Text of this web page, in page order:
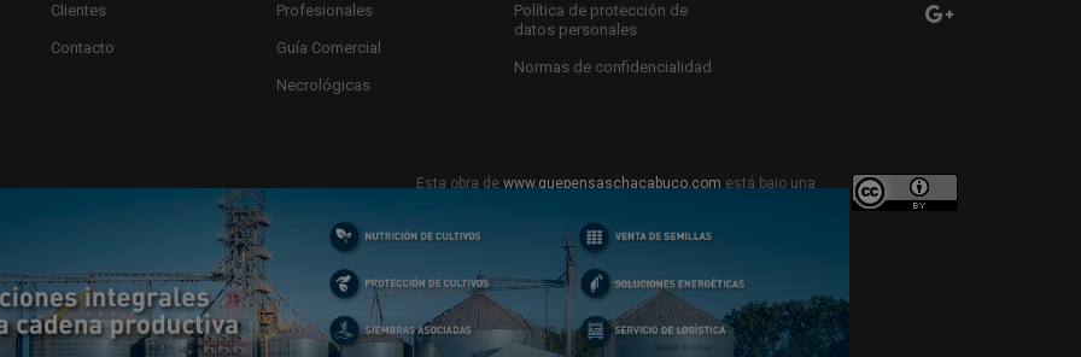
Clientes
Contacto
Profesionales
Guía Comercial
Necrológicas
Política de protección de
datos personales
Normas de confidencialidad
Esta obra de www.quepensaschacabuco.com está bajo una